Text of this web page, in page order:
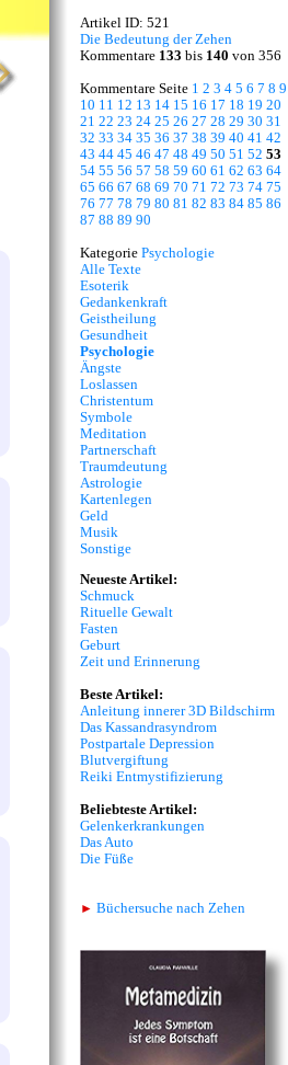
Artikel ID: 521
Die Bedeutung der Zehen
Kommentare 133 bis 140 von 356
Kommentare Seite 1 2 3 4 5 6 7 8 9
10 11 12 13 14 15 16 17 18 19 20
21 22 23 24 25 26 27 28 29 30 31
32 33 34 35 36 37 38 39 40 41 42
43 44 45 46 47 48 49 50 51 52 53
54 55 56 57 58 59 60 61 62 63 64
65 66 67 68 69 70 71 72 73 74 75
76 77 78 79 80 81 82 83 84 85 86
87 88 89 90
Kategorie Psychologie
Alle Texte
Esoterik
Gedankenkraft
Geistheilung
Gesundheit
Psychologie
Ängste
Loslassen
Christentum
Symbole
Meditation
Partnerschaft
Traumdeutung
Astrologie
Kartenlegen
Geld
Musik
Sonstige
Neueste Artikel:
Schmuck
Rituelle Gewalt
Fasten
Geburt
Zeit und Erinnerung
Beste Artikel:
Anleitung innerer 3D Bildschirm
Das Kassandrasyndrom
Postpartale Depression
Blutvergiftung
Reiki Entmystifizierung
Beliebteste Artikel:
Gelenkerkrankungen
Das Auto
Die Füße
► Büchersuche nach Zehen